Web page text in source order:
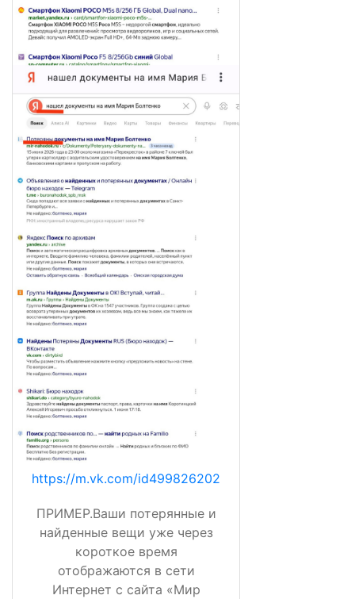
https://m.vk.com/id499826202
ПРИМЕР.Ваши потерянные и
найденные вещи уже через
короткое время
отображаются в сети
Интернет с сайта «Мир